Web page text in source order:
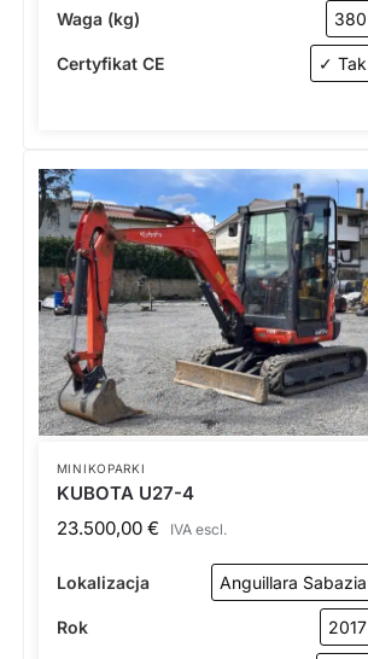
Waga (kg) 380
Certyfikat CE ✓ Tak
MINIKOPARKI
KUBOTA U27-4
23.500,00 € IVA escl.
Lokalizacja Anguillara Sabazia
Rok 2017